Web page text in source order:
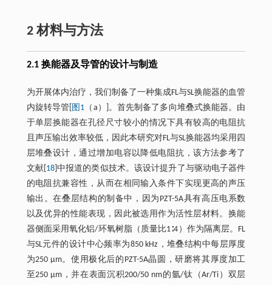
2 材料与方法
2.1 换能器及导管的设计与制造
为开展体内治疗，我们制备了一种集成FL与SL换能器的血管
内旋转导管[ 图1 （a）]。首先制备了多向堆叠式换能器。由
于单层换能器在孔径尺寸较小的情况下具有较高的电阻抗
且声压输出效率较低，因此本研究对FL与SL换能器均采用四
层堆叠设计，通过增加电容以降低电阻抗，该方法参考了
文献[ 18]中报道的类似技术。该设计提升了与驱动电子器件
的电阻抗兼容性，从而在相同输入条件下实现更高的声压
输出。在叠层结构的制备中，因为PZT-5A具有高压电系数
以及优异的性能表现，因此被选用作为活性层材料。换能
器侧面采用氧化铝/环氧树脂（质量比1∶4）作为隔离层。FL
与SL元件的设计中心频率为850 kHz，堆叠结构中每层厚度
为250 μm。使用极化后的PZT-5A晶圆，研磨将其厚度加工
至250 μm，并在表面沉积200/50 nm的氩/钛（Ar/Ti）双层